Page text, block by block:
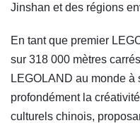
Jinshan et des régions
En tant que premier
sur 318 000 mètres
LEGOLAND au monde à
profondément la
culturels chinois,